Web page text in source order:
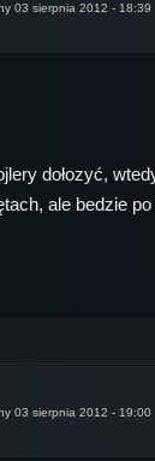
03 sierpnia 2012 - 18:39
dołozyć,
ale bedzie
03 sierpnia 2012 - 19:00